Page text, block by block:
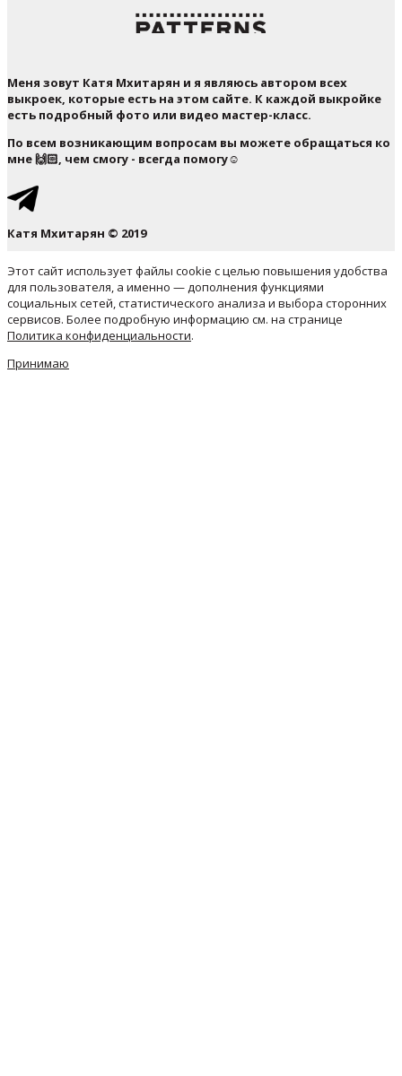
Меня зовут Катя Мхитарян и я являюсь автором всех
выкроек, которые есть на этом сайте. К каждой выкройке
есть подробный фото или видео мастер-класс.
По всем возникающим вопросам вы можете обращаться ко
мне 🙌🏻, чем смогу - всегда помогу☺️
Катя Мхитарян © 2019
Этот сайт использует файлы cookie с целью повышения удобства
для пользователя, а именно — дополнения функциями
социальных сетей, статистического анализа и выбора сторонних
сервисов. Более подробную информацию см. на странице
Политика конфиденциальности.
Принимаю